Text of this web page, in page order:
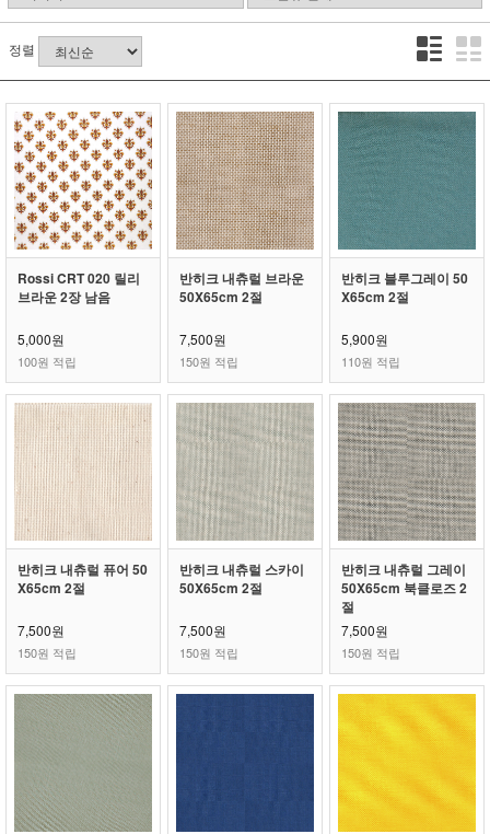
정렬
Rossi CRT 020 릴리
브라운 2장 남음
5,000원
100원 적립
반히크 내츄럴 브라운
50X65cm 2절
7,500원
150원 적립
반히크 블루그레이 50
X65cm 2절
5,900원
110원 적립
반히크 내츄럴 퓨어 50
X65cm 2절
7,500원
150원 적립
반히크 내츄럴 스카이
50X65cm 2절
7,500원
150원 적립
반히크 내츄럴 그레이
50X65cm 북클로즈 2
절
7,500원
150원 적립